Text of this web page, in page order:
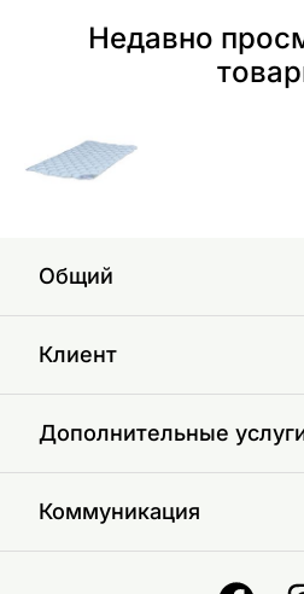
Недавно
Общий
Клиент
Дополнительные
Коммуникация